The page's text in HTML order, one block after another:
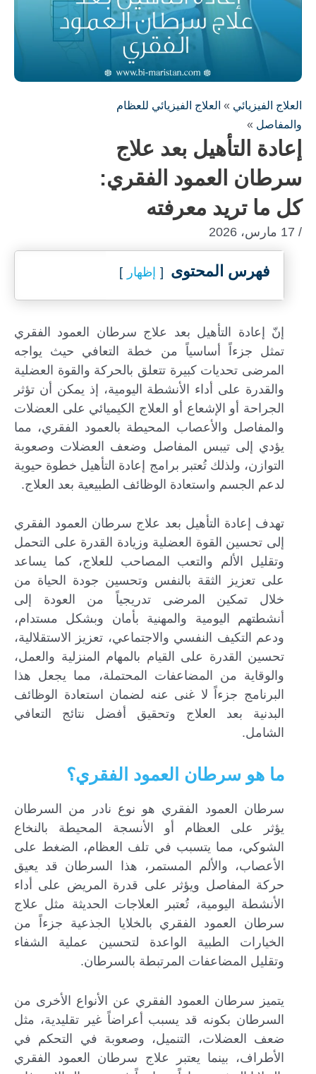
العلاج الفيزيائي » العلاج الفيزيائي للعظام
والمفاصل »
إعادة التأهيل بعد علاج
سرطان العمود الفقري:
كل ما تريد معرفته
/ 17 مارس، 2026
فهرس المحتوى إظهار
إنّ إعادة التأهيل بعد علاج سرطان العمود الفقري
تمثل جزءاً أساسياً من خطة التعافي حيث يواجه
المرضى تحديات كبيرة تتعلق بالحركة والقوة العضلية
والقدرة على أداء الأنشطة اليومية، إذ يمكن أن تؤثر
الجراحة أو الإشعاع أو العلاج الكيميائي على العضلات
والمفاصل والأعصاب المحيطة بالعمود الفقري، مما
يؤدي إلى تيبس المفاصل وضعف العضلات وصعوبة
التوازن، ولذلك تُعتبر برامج إعادة التأهيل خطوة حيوية
لدعم الجسم واستعادة الوظائف الطبيعية بعد العلاج.
تهدف إعادة التأهيل بعد علاج سرطان العمود الفقري
إلى تحسين القوة العضلية وزيادة القدرة على التحمل
وتقليل الألم والتعب المصاحب للعلاج، كما يساعد
على تعزيز الثقة بالنفس وتحسين جودة الحياة من
خلال تمكين المرضى تدريجياً من العودة إلى
أنشطتهم اليومية والمهنية بأمان وبشكل مستدام،
ودعم التكيف النفسي والاجتماعي، تعزيز الاستقلالية،
تحسين القدرة على القيام بالمهام المنزلية والعمل،
والوقاية من المضاعفات المحتملة، مما يجعل هذا
البرنامج جزءاً لا غنى عنه لضمان استعادة الوظائف
البدنية بعد العلاج وتحقيق أفضل نتائج التعافي
الشامل.
ما هو سرطان العمود الفقري؟
سرطان العمود الفقري هو نوع نادر من السرطان
يؤثر على العظام أو الأنسجة المحيطة بالنخاع
الشوكي، مما يتسبب في تلف العظام، الضغط على
الأعصاب، والألم المستمر، هذا السرطان قد يعيق
حركة المفاصل ويؤثر على قدرة المريض على أداء
الأنشطة اليومية، تُعتبر العلاجات الحديثة مثل علاج
سرطان العمود الفقري بالخلايا الجذعية جزءاً من
الخيارات الطبية الواعدة لتحسين عملية الشفاء
وتقليل المضاعفات المرتبطة بالسرطان.
يتميز سرطان العمود الفقري عن الأنواع الأخرى من
السرطان بكونه قد يسبب أعراضاً غير تقليدية، مثل
ضعف العضلات، التنميل، وصعوبة في التحكم في
الأطراف، بينما يعتبر علاج سرطان العمود الفقري